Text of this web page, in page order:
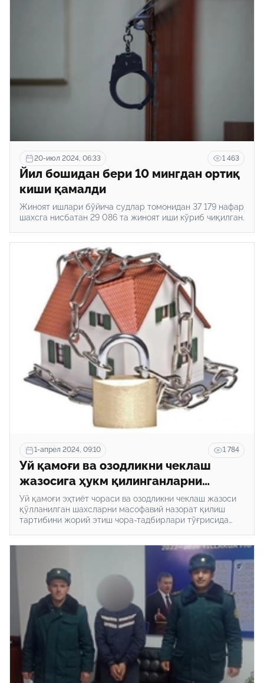
20-июл 2024, 06:33 1 463
Йил бошидан бери 10 мингдан ортиқ
киши қамалди
Жиноят ишлари бўйича судлар томонидан 37 179 нафар
шахсга нисбатан 29 086 та жиноят иши кўриб чиқилган.
1-апрел 2024, 09:10 1 784
Уй қамоғи ва озодликни чеклаш
жазосига ҳукм қилинганларни
масофавий назорат қилиш бутун
Ўзбекистон бўйлаб жорий этилади
Уй қамоғи эҳтиёт чораси ва озодликни чеклаш жазоси
қўлланилган шахсларни масофавий назорат қилиш
тартибини жорий этиш чора-тадбирлари тўғрисида